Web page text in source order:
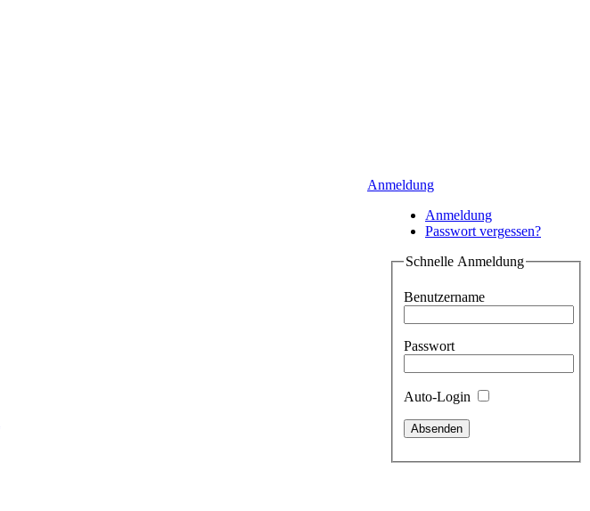
Anmeldung
Anmeldung
Passwort vergessen?
Schnelle Anmeldung
Benutzername
Passwort
Auto-Login